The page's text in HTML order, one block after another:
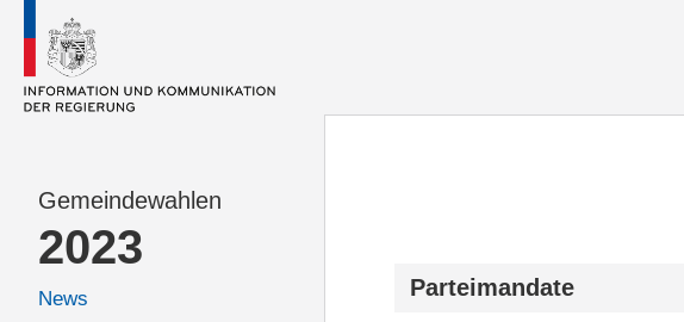
Gemeindewahlen
2023
News Parteimandate